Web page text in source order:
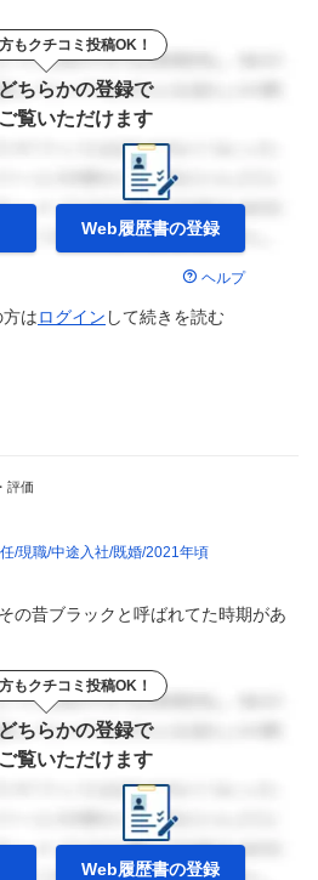
もクチコミ投稿OK！
ちらかの登録で
覧いただけます
Web履歴書の登録
ヘルプ
はログイン して続きを読む
評価
現職 中途入社 既婚 2021年頃
の昔ブラックと呼ばれてた時期があ
もクチコミ投稿OK！
ちらかの登録で
覧いただけます
Web履歴書の登録